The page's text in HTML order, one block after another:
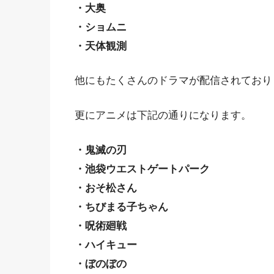
・大奥
・ショムニ
・天体観測
他にもたくさんのドラマが配信されてお
更にアニメは下記の通りになります。
・鬼滅の刃
・池袋ウエストゲートパーク
・おそ松さん
・ちびまる子ちゃん
・呪術廻戦
・ハイキュー
・ぼのぼの